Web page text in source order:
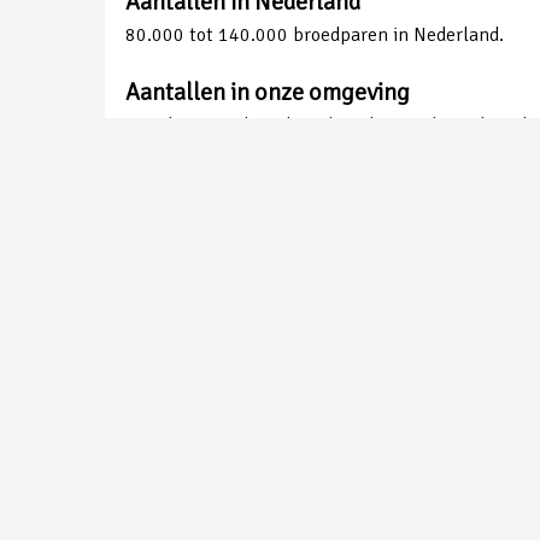
80.000 tot 140.000 broedparen in Nederland.
Aantallen in onze omgeving
Vrij algemene broedvogel, in de Maashorst